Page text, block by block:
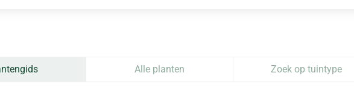
Alle planten Zoek op tuintype